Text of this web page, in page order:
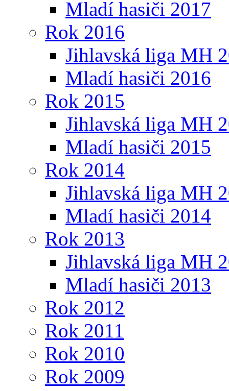
Mladí hasiči 2017
Rok 2016
Jihlavská liga MH
Mladí hasiči 2016
Rok 2015
Jihlavská liga MH
Mladí hasiči 2015
Rok 2014
Jihlavská liga MH
Mladí hasiči 2014
Rok 2013
Jihlavská liga MH
Mladí hasiči 2013
Rok 2012
Rok 2011
Rok 2010
Rok 2009